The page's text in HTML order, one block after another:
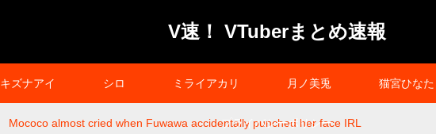
V速！ VTuberまとめ速報
キズナアイ シロ ミライアカリ 月ノ美兎 猫宮ひなた
プライバシーポリシー
Mococo almost cried when Fuwawa accidentally punched her face IRL